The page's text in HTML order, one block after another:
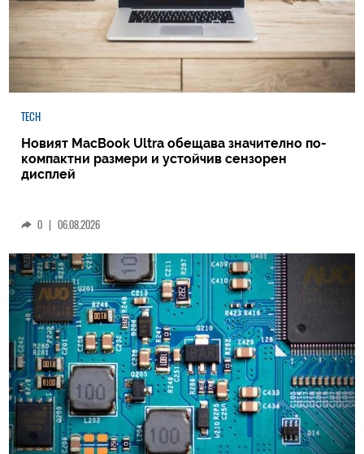
TECH
Новият MacBook Ultra обещава значително по-
компактни размери и устойчив сензорен
дисплей
0 | 06.08.2026